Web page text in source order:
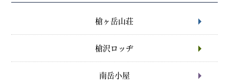
槍ヶ岳山荘
槍沢ロッヂ
南岳小屋